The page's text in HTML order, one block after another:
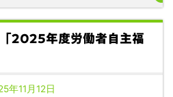
2025年度労働者自主福
年11月12日